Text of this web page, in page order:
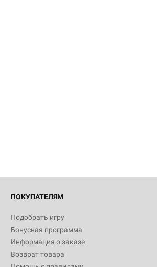
ПОКУПАТЕЛЯМ
Подобрать игру
Бонусная программа
Информация о заказе
Возврат товара